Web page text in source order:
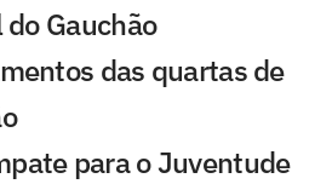
Gauchão
das quartas de
para o Juventude